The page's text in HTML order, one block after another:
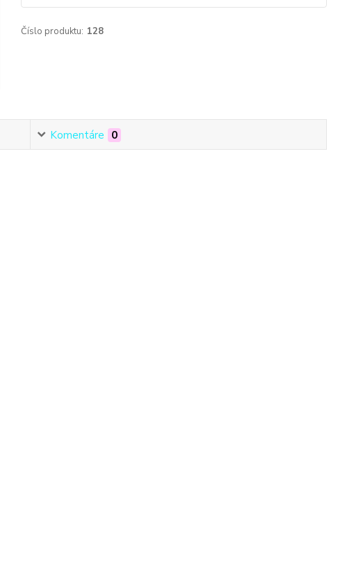
Číslo produktu: 128
Komentáre 0